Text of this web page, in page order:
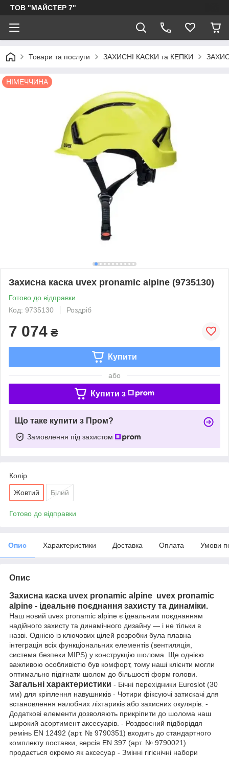
ТОВ "МАЙСТЕР 7"
Товари та послуги ЗАХИСНІ КАСКИ та КЕПКИ
НІМЕЧЧИНА
Захисна каска uvex pronamic alpine (9735130)
Готово до відправки
Код: 9735130
Роздріб
7 074 ₴
Купити
або
Купити з
Що таке купити з Пром?
Замовлення під захистом
Колір
Жовтий Білий
Готово до відправки
Опис Характеристики Доставка Оплата Умови
Опис
Захисна каска uvex pronamic alpine uvex pronamic
alpine - ідеальне поєднання захисту та динаміки.
Наш новий uvex pronamic alpine є ідеальним поєднанням
надійного захисту та динамічного дизайну — і не тільки в
назві. Однією із ключових цілей розробки була плавна
інтеграція всіх функціональних елементів (вентиляція,
система безпеки MIPS) у конструкцію шолома. Ще однією
важливою особливістю був комфорт, тому наші клієнти могли
оптимально підігнати шолом до більшості форм голови.
Загальні характеристики - Бічні перехідники Euroslot (30
мм) для кріплення навушників - Чотири фіксуючі затискачі для
встановлення налобних ліхтариків або захисних окулярів. -
Додаткові елементи дозволяють прикріпити до шолома наш
широкий асортимент аксесуарів. - Роздвоєний підборіддя
ремінь EN 12492 (арт. № 9790351) входить до стандартного
комплекту поставки, версія EN 397 (арт. № 9790021)
продається окремо як аксесуар - Змінні гігієнічні набори